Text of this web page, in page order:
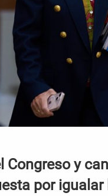
Congreso y
por